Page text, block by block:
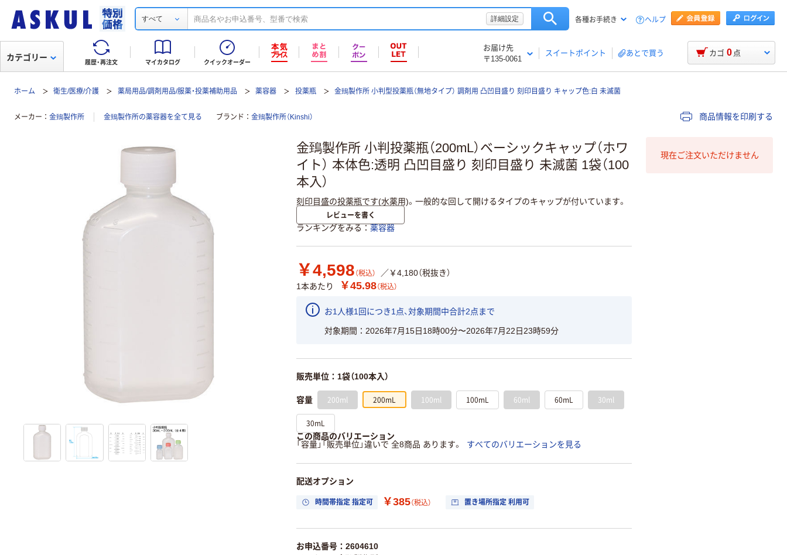
すべて 詳細設定 各種お手続き ヘルプ
履歴・再注文 マイカタログ クイックオーダー
お届け先
〒135-0061
スイートポイント あとで買う
カテゴリー カゴ 0 点
ホーム 衛生/医療/介護 薬局用品/調剤用品/服薬・投薬補助用品 薬容器 投薬瓶 金鵄製作所 小判型投薬瓶（無地タイプ） 調剤用 凸凹目盛り 刻印目盛り キャップ色:白 未滅菌
メーカー 金鵄製作所 金鵄製作所の薬容器を全て見る ブランド 金鵄製作所（Kinshi） 商品情報を印刷する
金鵄製作所 小判投薬瓶（200mL）ベーシックキャップ（ホワ
イト） 本体色:透明 凸凹目盛り 刻印目盛り 未滅菌 1袋（100
本入）
刻印目盛の投薬瓶です(水薬用)。一般的な回して開けるタイプのキャップが付いています。
レビューを書く
ランキングをみる 薬容器
￥4,598 （税込）
／￥4,180（税抜き）
1本あたり
￥45.98（税込）
お1人様1回につき1点、対象期間中合計2点まで
対象期間 2026年7月15日18時00分〜2026年7月22日23時59分
販売単位：1袋（100本入）
容量 200ml 200mL 100ml 100mL 60ml 60mL 30ml
30mL
この商品のバリエーション
「容量」「販売単位」違いで 全8商品 あります。
すべてのバリエーションを見る
配送オプション
時間帯指定 指定可 ￥385（税込） 置き場所指定 利用可
お申込番号：2604610
現在ご注文いただけません